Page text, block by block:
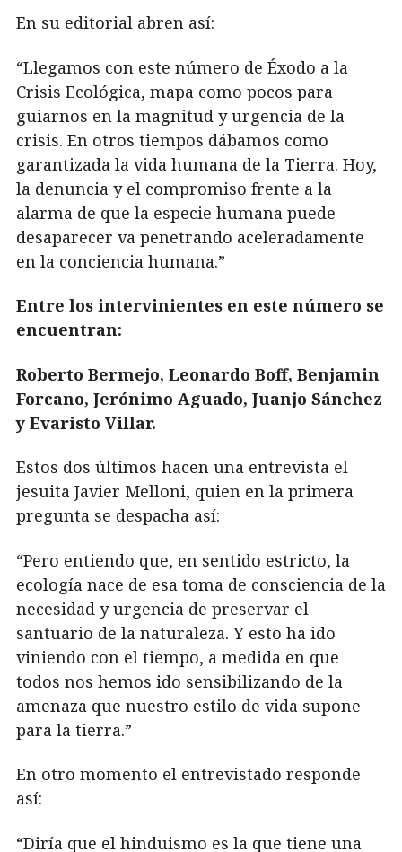
En su editorial abren así:
“Llegamos con este número de Éxodo a la
Crisis Ecológica, mapa como pocos para
guiarnos en la magnitud y urgencia de la
crisis. En otros tiempos dábamos como
garantizada la vida humana de la Tierra. Hoy,
la denuncia y el compromiso frente a la
alarma de que la especie humana puede
desaparecer va penetrando aceleradamente
en la conciencia humana.”
Entre los intervinientes en este número se
encuentran:
Roberto Bermejo, Leonardo Boff, Benjamin
Forcano, Jerónimo Aguado, Juanjo Sánchez
y Evaristo Villar.
Estos dos últimos hacen una entrevista el
jesuita Javier Melloni, quien en la primera
pregunta se despacha así:
“Pero entiendo que, en sentido estricto, la
ecología nace de esa toma de consciencia de la
necesidad y urgencia de preservar el
santuario de la naturaleza. Y esto ha ido
viniendo con el tiempo, a medida en que
todos nos hemos ido sensibilizando de la
amenaza que nuestro estilo de vida supone
para la tierra.”
En otro momento el entrevistado responde
así:
“Diría que el hinduismo es la que tiene una